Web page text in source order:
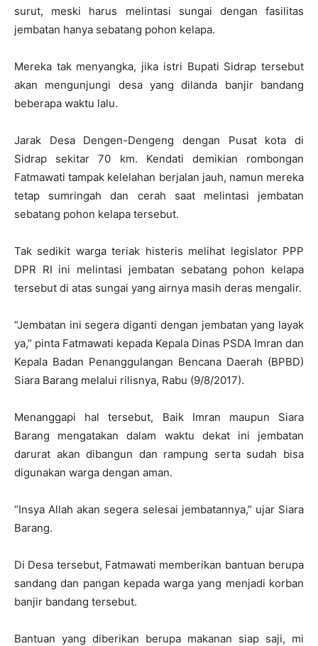
surut, meski harus melintasi sungai dengan fasilitas
jembatan hanya sebatang pohon kelapa.
Mereka tak menyangka, jika istri Bupati Sidrap tersebut
akan mengunjungi desa yang dilanda banjir bandang
beberapa waktu lalu.
Jarak Desa Dengen-Dengeng dengan Pusat kota di
Sidrap sekitar 70 km. Kendati demikian rombongan
Fatmawati tampak kelelahan berjalan jauh, namun mereka
tetap sumringah dan cerah saat melintasi jembatan
sebatang pohon kelapa tersebut.
Tak sedikit warga teriak histeris melihat legislator PPP
DPR RI ini melintasi jembatan sebatang pohon kelapa
tersebut di atas sungai yang airnya masih deras mengalir.
“Jembatan ini segera diganti dengan jembatan yang layak
ya,” pinta Fatmawati kepada Kepala Dinas PSDA Imran dan
Kepala Badan Penanggulangan Bencana Daerah (BPBD)
Siara Barang melalui rilisnya, Rabu (9/8/2017).
Menanggapi hal tersebut, Baik Imran maupun Siara
Barang mengatakan dalam waktu dekat ini jembatan
darurat akan dibangun dan rampung serta sudah bisa
digunakan warga dengan aman.
“Insya Allah akan segera selesai jembatannya,” ujar Siara
Barang.
Di Desa tersebut, Fatmawati memberikan bantuan berupa
sandang dan pangan kepada warga yang menjadi korban
banjir bandang tersebut.
Bantuan yang diberikan berupa makanan siap saji, mi